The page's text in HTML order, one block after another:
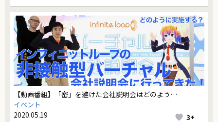
【動画番組】「密」を避けた会社説明会はどのよう…
イベント
2020.05.19
3+